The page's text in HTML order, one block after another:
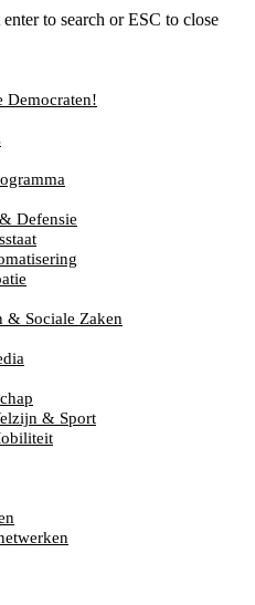
to search or ESC to close
Democraten!
Defensie
& Sociale Zaken
& Sport